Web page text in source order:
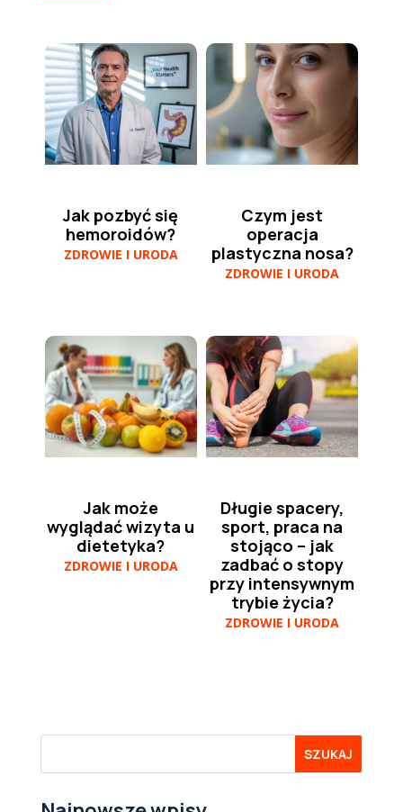
Jak pozbyć się
hemoroidów?
ZDROWIE I URODA
Czym jest
operacja
plastyczna nosa?
ZDROWIE I URODA
Jak może
wyglądać wizyta u
dietetyka?
ZDROWIE I URODA
Długie spacery,
sport, praca na
stojąco – jak
zadbać o stopy
przy intensywnym
trybie życia?
ZDROWIE I URODA